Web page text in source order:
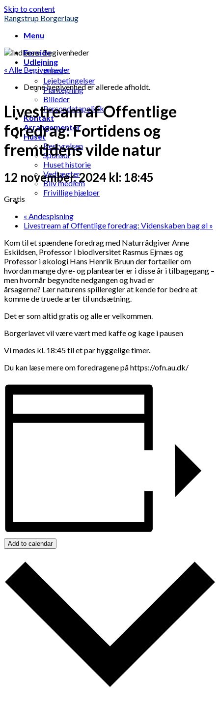
Skip to content
Rangstrup Borgerlaug
Menu
Forside
Udlejning
Priser
Lejebetingelser
Plantegning
Billeder
Persondatapolitik
Kontakt
Arrangementer
Huset
Bestyrelsen
Sponsor
Huset historie
Vedtægter
Bliv medlem
Frivillige hjælper
« Alle Begivenheder
Denne begivenhed er allerede afholdt.
Livestream af Offentlige
foredrag: Fortidens og
fremtidens vilde natur
12 november, 2024 kl: 18:45
Gratis
« Andespisning
Livestream af Offentlige foredrag: Videnskaben bag øl »
Kom til et spændene foredrag med Naturrådgiver Anne
Eskildsen, Professor i biodiversitet Rasmus Ejrnæs og
Professor i økologi Hans Henrik Bruun der fortæller om
hvordan mange dyre- og plantearter er i disse år i tilbagegang –
men hvornår begyndte nedgangen og hvad er
årsagerne? Lær naturens spilleregler at kende for bedre at
komme de truede arter til undsætning.
Det er som altid gratis og alle er velkommen.
Borgerlavet vil være vært med kaffe og kage i pausen
Vi mødes kl. 18:45 til et par hyggelige timer.
Du kan læse mere om foredragene på https://ofn.au.dk/
Add to calendar